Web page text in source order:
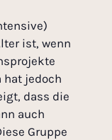
ist, wenn
hat jedoch
dass die
auch
Gruppe